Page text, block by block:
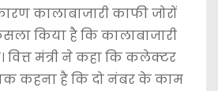
कालाबाजारी काफी जोरों
किया है कि कालाबाजारी
वित्त मंत्री ने कहा कि कलेक्टर
कहना है कि दो नंबर के काम